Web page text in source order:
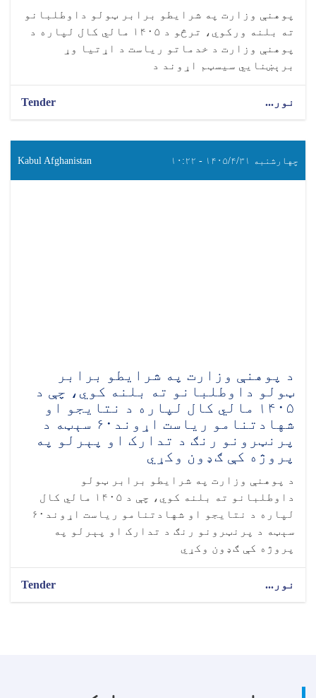
پوهنې وزارت په شرایطو برابر ټولو داوطلبانو
ته بلنه ورکوي، ترڅو د ۱۴۰۵ مالي کال لپاره د
پوهنې وزارت د خدماتو ریاست د اړتیا وړ
برېښنايي سیسټم اړوند د
نور... Tender
چهارشنبه ۱۴۰۵/۴/۳۱ - ۱۰:۲۲ Kabul Afghanistan
د پوهنې وزارت په شرایطو برابر
ټولو داوطلبانو ته بلنه کوي، چې د
۱۴۰۵ مالي کال لپاره د نتایجو او
شهادتنامو ریاست اړوند۶۰ سېټه د
پرنټرونو رنګ د تدارک او پېرلو په
پروژه کې ګډون وکړي
د پوهنې وزارت په شرایطو برابر ټولو
داوطلبانو ته بلنه کوي، چې د ۱۴۰۵ مالي کال
لپاره د نتایجو او شهادتنامو ریاست اړوند۶۰
سېټه د پرنټرونو رنګ د تدارک او پېرلو په
پروژه کې ګډون وکړي
نور... Tender